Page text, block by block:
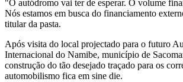
"O autódromo vai ter de esperar. O volume
Nós estamos em busca do financiamento
titular da pasta.
Após visita do local projectado para o futuro
Internacional do Namibe, município de
construção do tão desejado traçado para os
automobilismo fica em sine die.